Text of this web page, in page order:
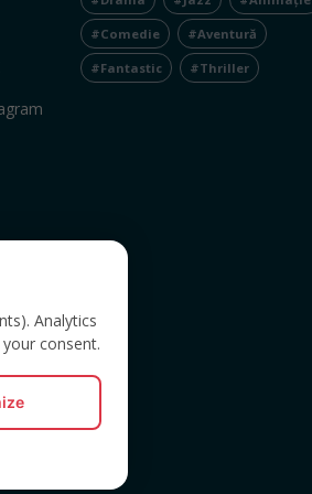
#Comedie #Aventură
#Fantastic #Thriller
Analytics
consent.